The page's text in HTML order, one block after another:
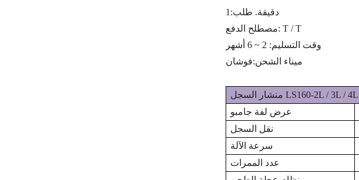
دقيقة. طلب: 1
مصطلح الدفع: T / T
وقت التسليم: 2 ~ 6 أشهر
ميناء الشحن:فوشان
عرض لفة جامبو
نقل السجل
سرعة الآلة
عدد الممرات